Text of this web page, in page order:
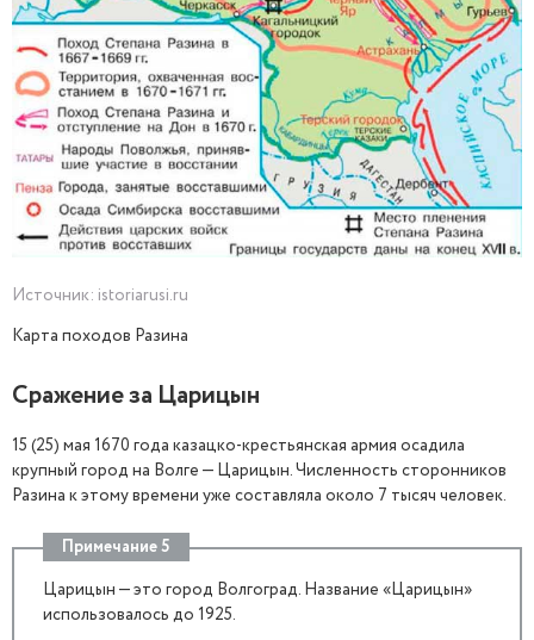
Источник: istoriarusi.ru
Карта походов Разина
Сражение за Царицын
15 (25) мая 1670 года казацко-крестьянская армия осадила
крупный город на Волге — Царицын. Численность сторонников
Разина к этому времени уже составляла около 7 тысяч человек.
Примечание 5
Царицын — это город Волгоград. Название «Царицын»
использовалось до 1925.